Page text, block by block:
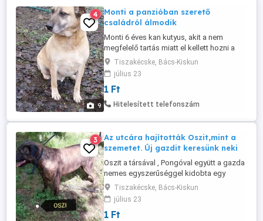
9
4
Monti a panzióban szerető
családról álmodik
Monti 6 éves kan kutyus, akit a nem
megfelelő tartás miatt el kellett hozni a
gazdájától. Az ózdi gyepire bekerült , de
mivel lelkileg teljesen megtört, problémás
kutya lett, ezért a Mi gondozásunkba
került, így panzióba vittük. Mára Monti
szépen sétál, nem kapkod, meghízott,
Tiszakécske, Bács-Kiskun
július 23
1 Ft
Hitelesített telefonszám
3
Az utcára hajították Oszit,mint a
szemetet. Új gazdit keresünk neki
Oszit a társával , Pongóval együtt a gazda
nemes egyszerűséggel kidobta egy
borsodi erdős részen. A kutyák egy túrista
szállónál jelentek meg, ahol nem
maradhattak. Vállaltuk őket és mivel nincs
menhelyünk helyeztünk el panzióban. Oszi
Tiszakécske, Bács-Kiskun
július 23
1 Ft